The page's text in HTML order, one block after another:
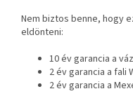
Nem biztos benne, hogy
eldönteni:
10 év garancia a
2 év garancia a fali
2 év garancia a